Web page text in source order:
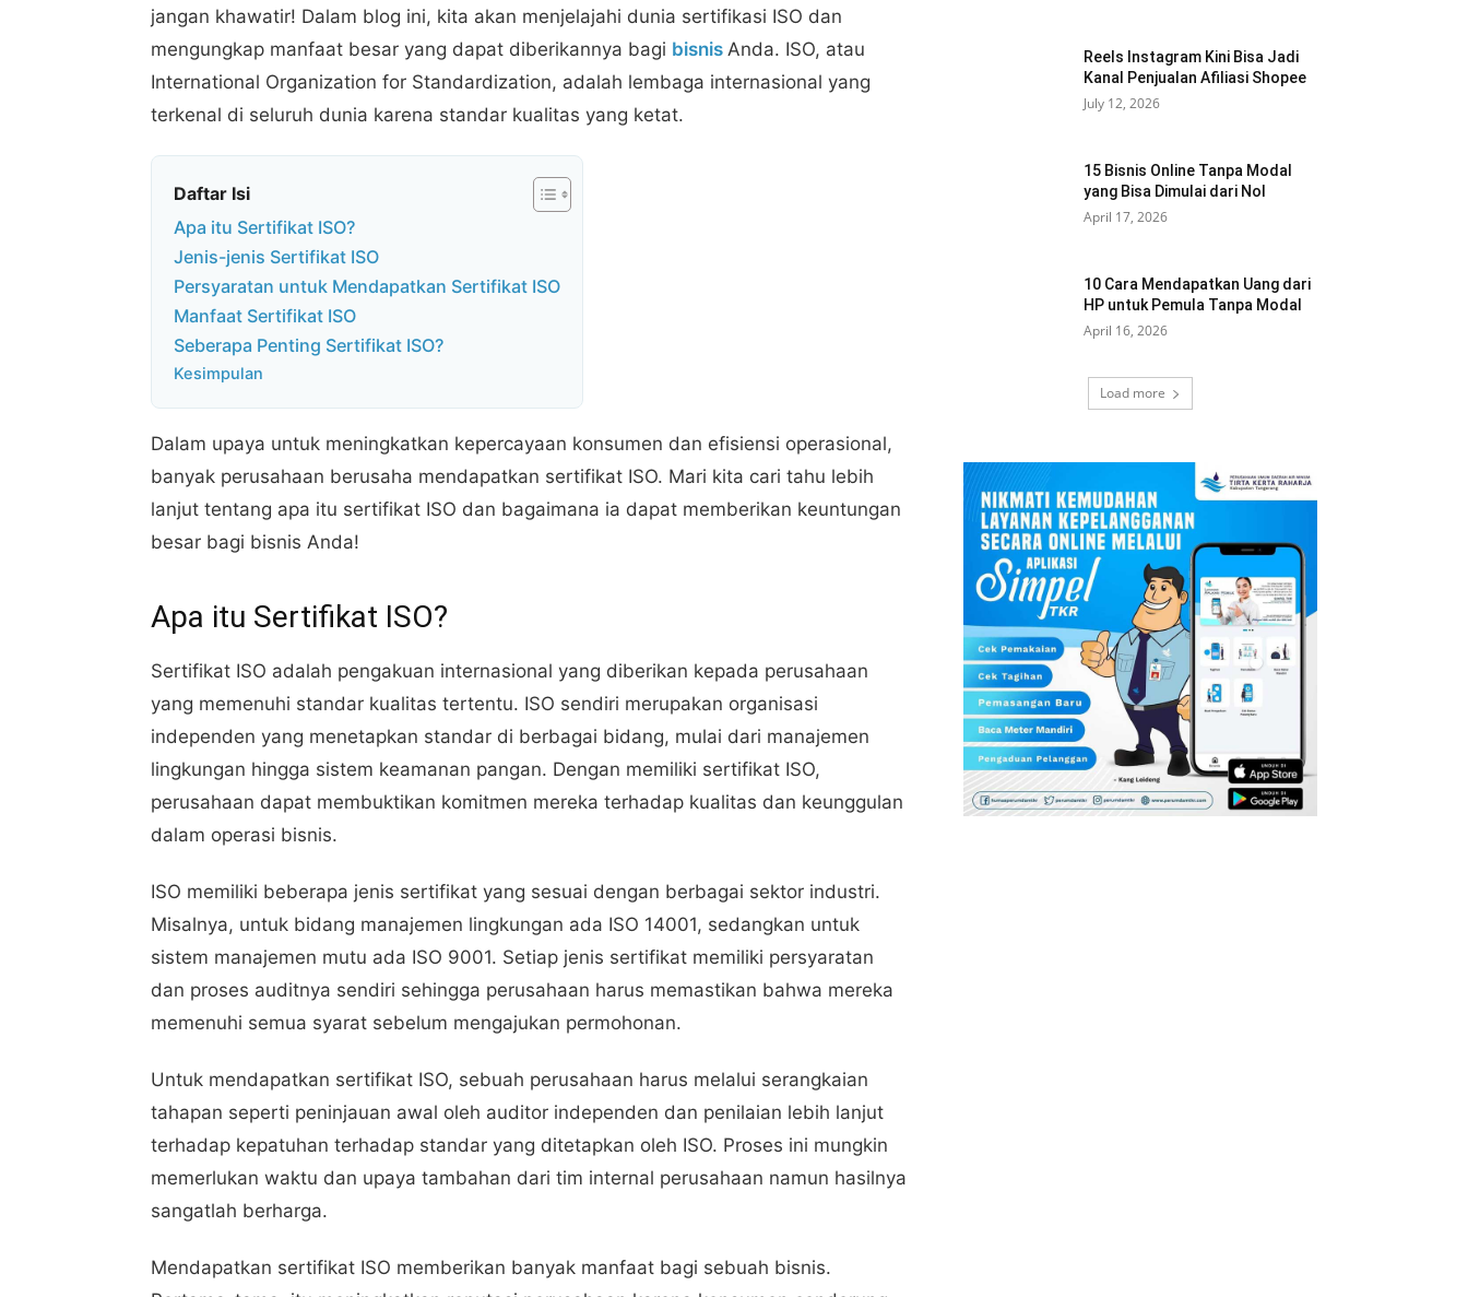
jangan khawatir! Dalam blog ini, kita akan menjelajahi dunia sertifikasi ISO dan
mengungkap manfaat besar yang dapat diberikannya bagi bisnis Anda. ISO, atau
International Organization for Standardization, adalah lembaga internasional yang
terkenal di seluruh dunia karena standar kualitas yang ketat.
Daftar Isi
Apa itu Sertifikat ISO?
Jenis-jenis Sertifikat ISO
Persyaratan untuk Mendapatkan Sertifikat ISO
Manfaat Sertifikat ISO
Seberapa Penting Sertifikat ISO?
Kesimpulan
Dalam upaya untuk meningkatkan kepercayaan konsumen dan efisiensi operasional,
banyak perusahaan berusaha mendapatkan sertifikat ISO. Mari kita cari tahu lebih
lanjut tentang apa itu sertifikat ISO dan bagaimana ia dapat memberikan keuntungan
besar bagi bisnis Anda!
Apa itu Sertifikat ISO?
Sertifikat ISO adalah pengakuan internasional yang diberikan kepada perusahaan
yang memenuhi standar kualitas tertentu. ISO sendiri merupakan organisasi
independen yang menetapkan standar di berbagai bidang, mulai dari manajemen
lingkungan hingga sistem keamanan pangan. Dengan memiliki sertifikat ISO,
perusahaan dapat membuktikan komitmen mereka terhadap kualitas dan keunggulan
dalam operasi bisnis.
ISO memiliki beberapa jenis sertifikat yang sesuai dengan berbagai sektor industri.
Misalnya, untuk bidang manajemen lingkungan ada ISO 14001, sedangkan untuk
sistem manajemen mutu ada ISO 9001. Setiap jenis sertifikat memiliki persyaratan
dan proses auditnya sendiri sehingga perusahaan harus memastikan bahwa mereka
memenuhi semua syarat sebelum mengajukan permohonan.
Untuk mendapatkan sertifikat ISO, sebuah perusahaan harus melalui serangkaian
tahapan seperti peninjauan awal oleh auditor independen dan penilaian lebih lanjut
terhadap kepatuhan terhadap standar yang ditetapkan oleh ISO. Proses ini mungkin
memerlukan waktu dan upaya tambahan dari tim internal perusahaan namun hasilnya
sangatlah berharga.
Mendapatkan sertifikat ISO memberikan banyak manfaat bagi sebuah bisnis.
Reels Instagram Kini Bisa Jadi
Kanal Penjualan Afiliasi Shopee
July 12, 2026
15 Bisnis Online Tanpa Modal
yang Bisa Dimulai dari Nol
April 17, 2026
10 Cara Mendapatkan Uang dari
HP untuk Pemula Tanpa Modal
April 16, 2026
Load more